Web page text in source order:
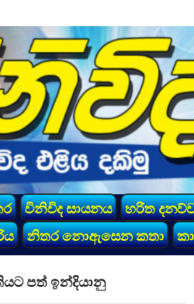
විනිවිද සායනය හරිත
නිතර නොඇසෙන කතා
පත් ඉන්දියානු